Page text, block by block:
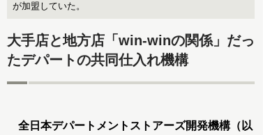
が加盟していた。
大手店と地方店「win-winの関係」だっ
たデパートの共同仕入れ機構
全日本デパートメントストアーズ開発機構（以